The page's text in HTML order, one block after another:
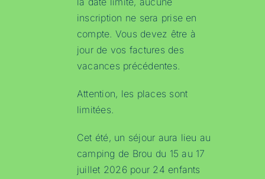
inscription ne sera prise en
compte. Vous devez être à
jour de vos factures des
vacances précédentes.
Attention, les places sont
limitées.
Cet été, un séjour aura lieu au
camping de Brou du 15 au 17
juillet 2026 pour 24 enfants